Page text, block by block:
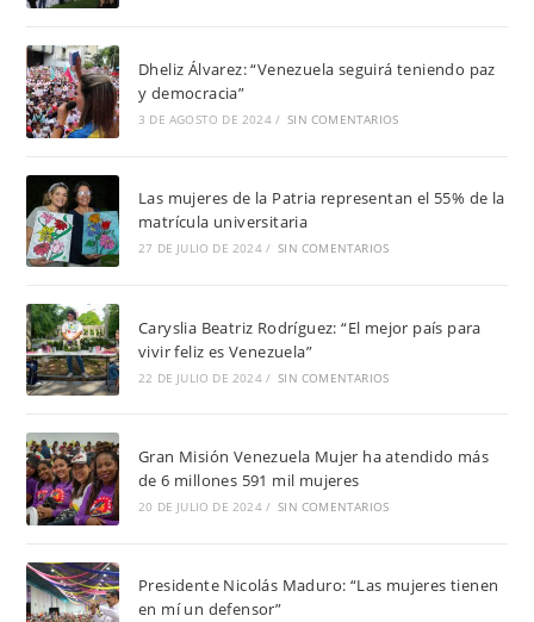
Dheliz Álvarez: “Venezuela seguirá teniendo paz
y democracia”
3 DE AGOSTO DE 2024 / SIN COMENTARIOS
Las mujeres de la Patria representan el 55% de la
matrícula universitaria
27 DE JULIO DE 2024 / SIN COMENTARIOS
Caryslia Beatriz Rodríguez: “El mejor país para
vivir feliz es Venezuela”
22 DE JULIO DE 2024 / SIN COMENTARIOS
Gran Misión Venezuela Mujer ha atendido más
de 6 millones 591 mil mujeres
20 DE JULIO DE 2024 / SIN COMENTARIOS
Presidente Nicolás Maduro: “Las mujeres tienen
en mí un defensor”